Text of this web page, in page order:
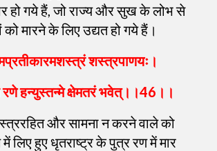
हो गये हैं, जो राज्य और सुख के लोभ से
मारने के लिए उद्यत हो गये हैं।
शस्त्रपाणयः ।
रणेहन्युस्तन्मेक्षेमतरंभवेत्।।46 ।।
और सामना न करने वाले को
लिए हुए धृतराष्ट्र के पुत्र रण में मार